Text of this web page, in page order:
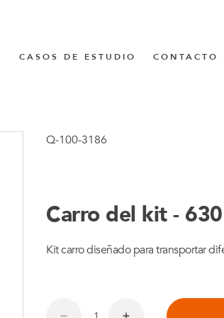
CASOS DE ESTUDIO CONTACTO
Q-100-3186
Carro del kit -
Kit carro diseñado para transportar